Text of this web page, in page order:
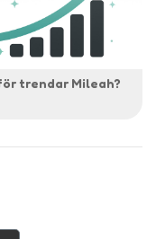
trendar Mileah?